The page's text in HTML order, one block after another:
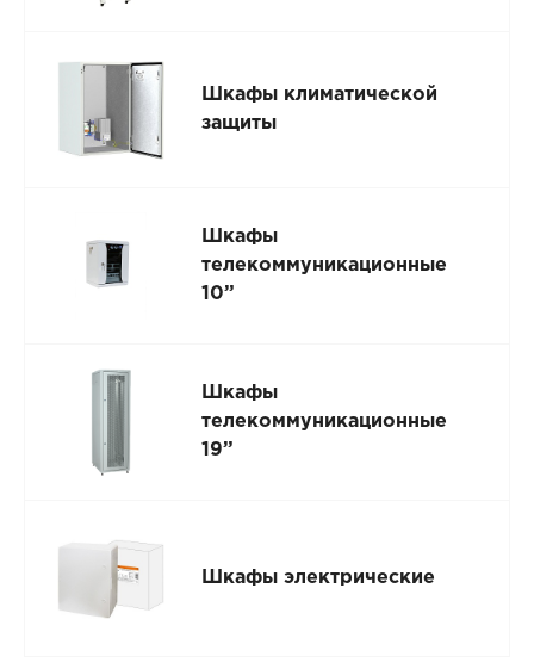
Шкафы климатической
защиты
Шкафы
телекоммуникационные
10”
Шкафы
телекоммуникационные
19”
Шкафы электрические